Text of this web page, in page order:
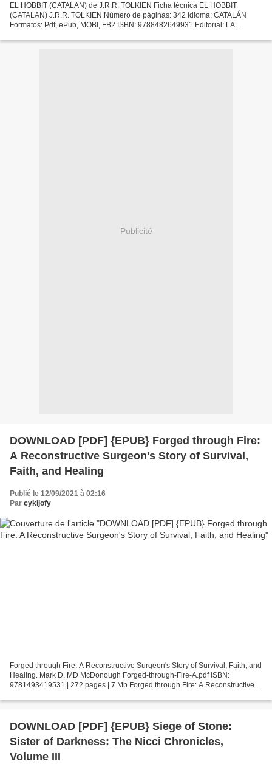
EL HOBBIT (CATALAN) de J.R.R. TOLKIEN Ficha técnica EL HOBBIT
(CATALAN) J.R.R. TOLKIEN Número de páginas: 342 Idioma: CATALÁN
Formatos: Pdf, ePub, MOBI, FB2 ISBN: 9788482649931 Editorial: LA
Publicité
DOWNLOAD [PDF] {EPUB} Forged through Fire:
A Reconstructive Surgeon's Story of Survival,
Faith, and Healing
Publié le 12/09/2021 à 02:16
Par cykijofy
Forged through Fire: A Reconstructive Surgeon's Story of Survival, Faith, and
Healing. Mark D. MD McDonough Forged-through-Fire-A.pdf ISBN:
9781493419531 | 272 pages | 7 Mb Forged through Fire: A Reconstructive
DOWNLOAD [PDF] {EPUB} Siege of Stone:
Sister of Darkness: The Nicci Chronicles,
Volume III